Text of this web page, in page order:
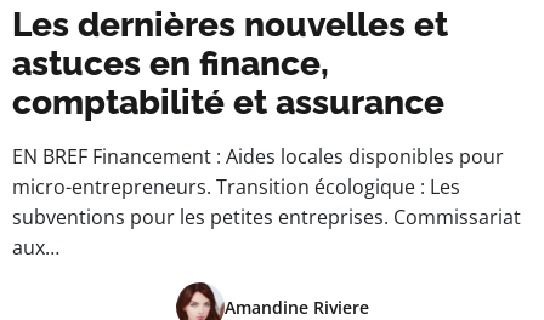
Les dernières nouvelles et
astuces en finance,
comptabilité et assurance
EN BREF Financement : Aides locales disponibles pour
micro-entrepreneurs. Transition écologique : Les
subventions pour les petites entreprises. Commissariat
aux…
Amandine Riviere